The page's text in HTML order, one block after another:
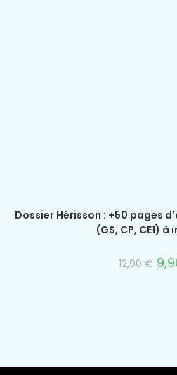
Dossier Hérisson : +50 pages
(GS, CP, CE1)
12,90€